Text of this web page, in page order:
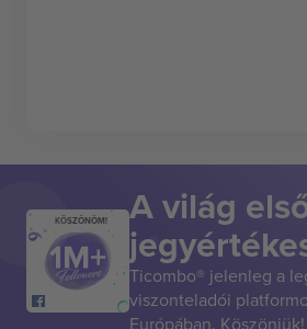
KÖSZÖNÖM! A világ
Ticombo® jelenleg a
viszonteladói
Európában. Köszönjük!